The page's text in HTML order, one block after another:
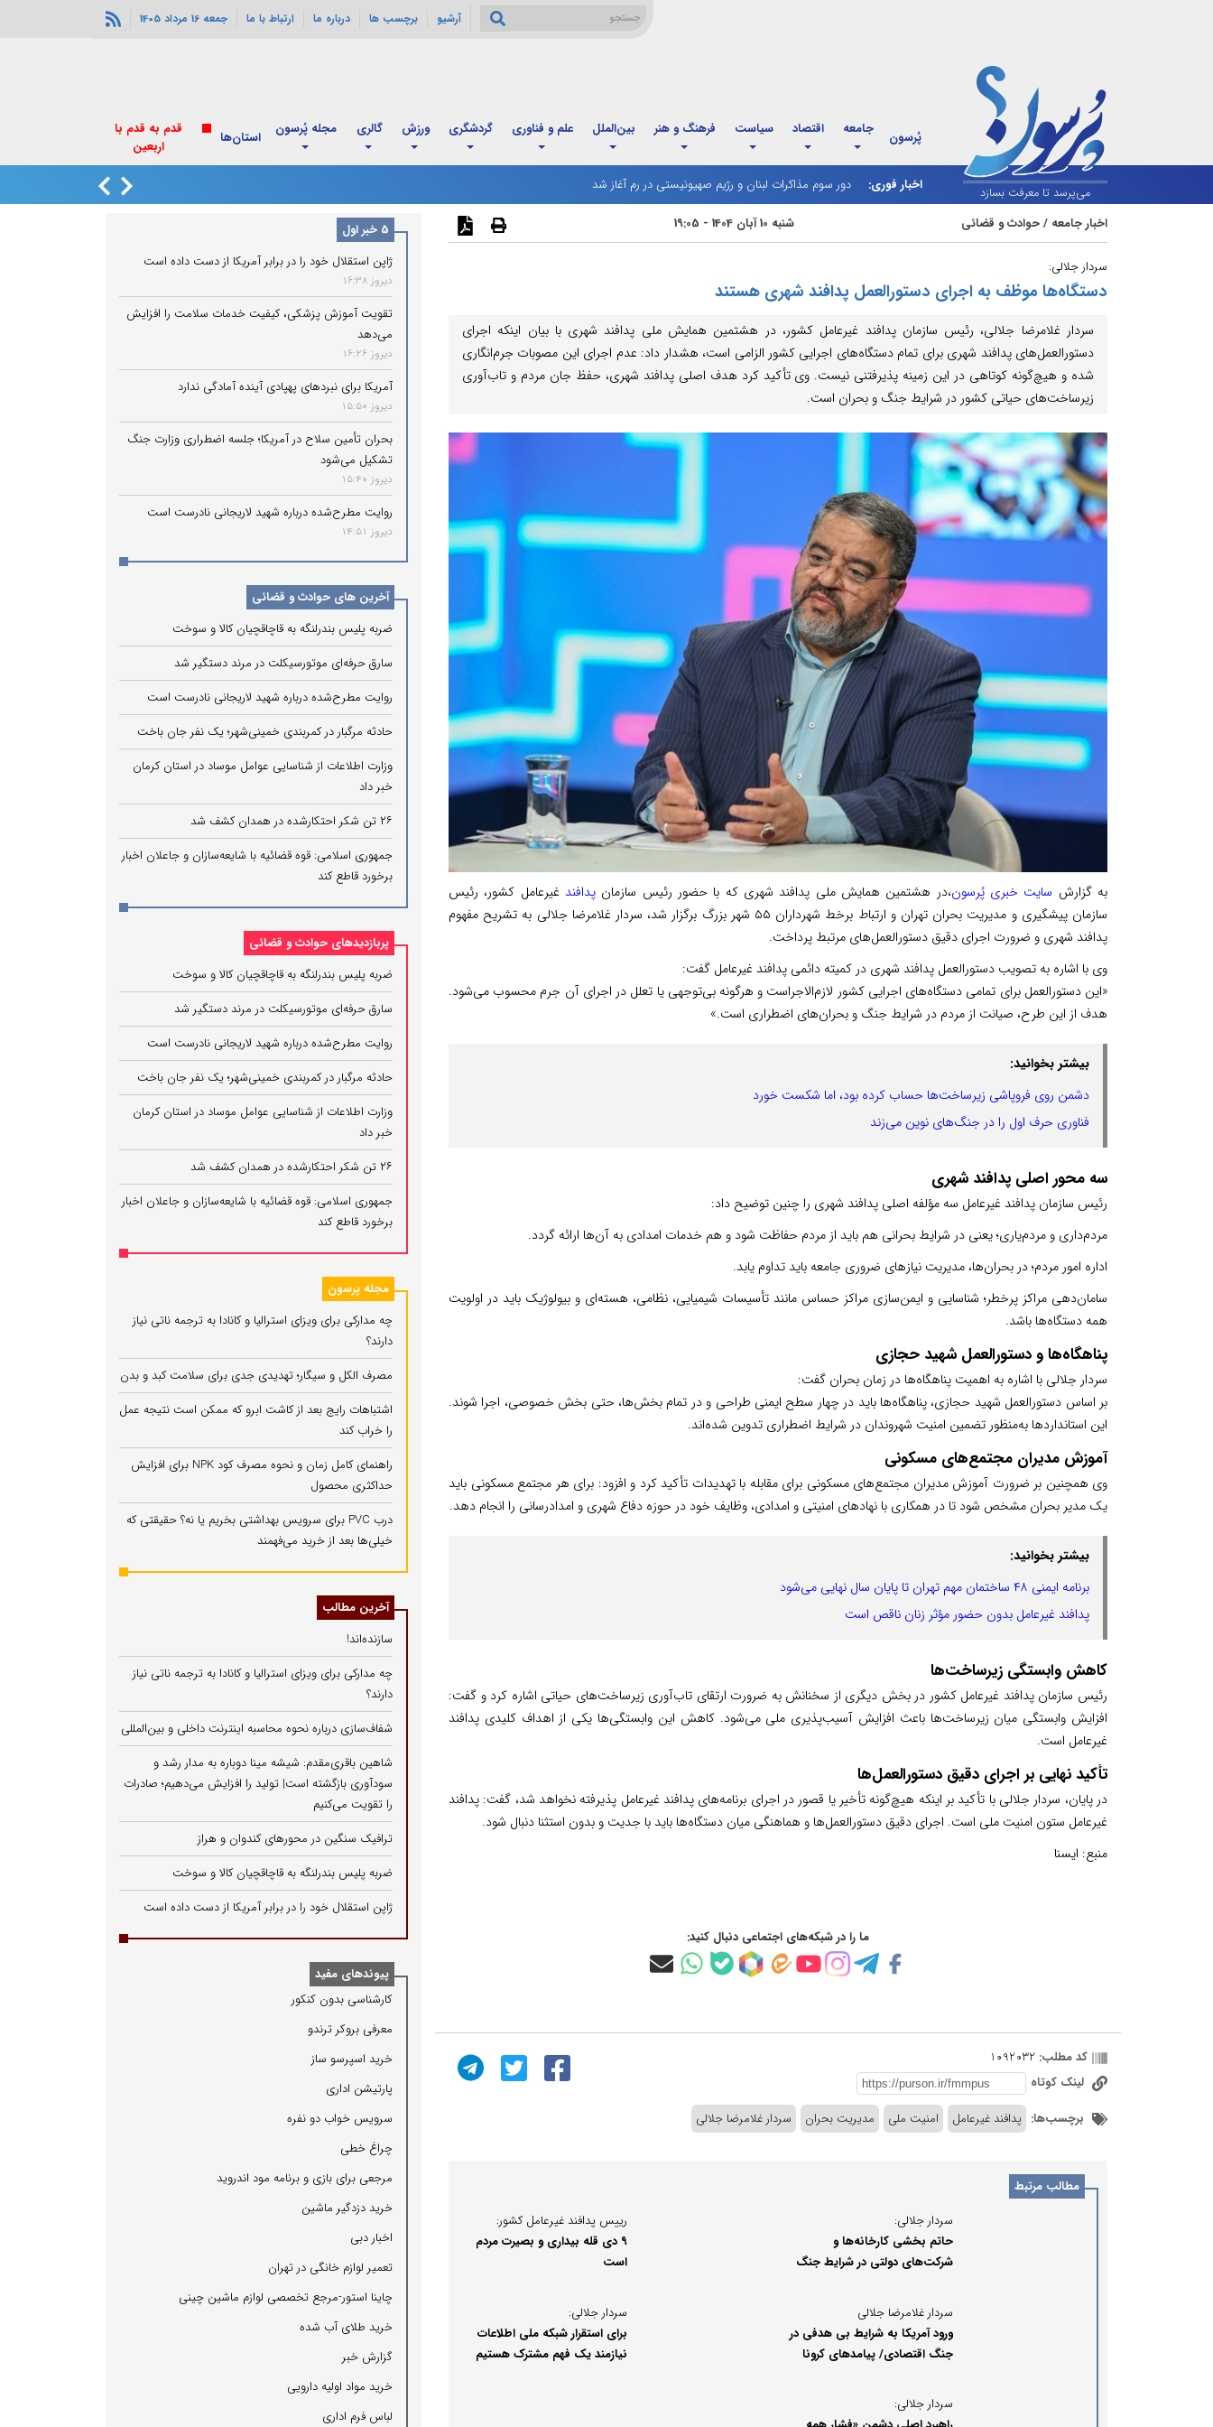
آرشیو برچسب ها درباره ما ارتباط با ما جمعه 16 مرداد 1405
می‌پرسد تا معرفت بسازد
پُرسون جامعه اقتصاد سیاست فرهنگ و هنر بین‌الملل علم و فناوری گردشگری ورزش گالری مجله پُرسون استان‌ها
قدم به قدم با
اربعین
اخبار فوری:
دور سوم مذاکرات لبنان و رژیم صهیونیستی در رم آغاز شد
اخبار جامعه /حوادث و قضائی شنبه 10 آبان 1404 - 19:05
سردار جلالی:
دستگاه‌ها موظف به اجرای دستورالعمل پدافند شهری هستند
سردار غلامرضا جلالی، رئیس سازمان پدافند غیرعامل کشور، در هشتمین همایش ملی پدافند شهری با بیان اینکه اجرای
دستورالعمل‌های پدافند شهری برای تمام دستگاه‌های اجرایی کشور الزامی است، هشدار داد: عدم اجرای این مصوبات جرم‌انگاری
شده و هیچ‌گونه کوتاهی در این زمینه پذیرفتنی نیست. وی تأکید کرد هدف اصلی پدافند شهری، حفظ جان مردم و تاب‌آوری
زیرساخت‌های حیاتی کشور در شرایط جنگ و بحران است.
به گزارش سایت خبری پُرسون،در هشتمین همایش ملی پدافند شهری که با حضور رئیس سازمان پدافند غیرعامل کشور، رئیس
سازمان پیشگیری و مدیریت بحران تهران و ارتباط برخط شهرداران ۵۵ شهر بزرگ برگزار شد، سردار غلامرضا جلالی به تشریح مفهوم
پدافند شهری و ضرورت اجرای دقیق دستورالعمل‌های مرتبط پرداخت.
وی با اشاره به تصویب دستورالعمل پدافند شهری در کمیته دائمی پدافند غیرعامل گفت:
«این دستورالعمل برای تمامی دستگاه‌های اجرایی کشور لازم‌الاجراست و هرگونه بی‌توجهی یا تعلل در اجرای آن جرم محسوب می‌شود.
هدف از این طرح، صیانت از مردم در شرایط جنگ و بحران‌های اضطراری است.»
بیشتر بخوانید:
دشمن روی فروپاشی زیرساخت‌ها حساب کرده بود، اما شکست خورد
فناوری حرف اول را در جنگ‌های نوین می‌زند
سه محور اصلی پدافند شهری
رئیس سازمان پدافند غیرعامل سه مؤلفه اصلی پدافند شهری را چنین توضیح داد:
مردم‌داری و مردم‌یاری؛ یعنی در شرایط بحرانی هم باید از مردم حفاظت شود و هم خدمات امدادی به آن‌ها ارائه گردد.
اداره امور مردم؛ در بحران‌ها، مدیریت نیازهای ضروری جامعه باید تداوم یابد.
سامان‌دهی مراکز پرخطر؛ شناسایی و ایمن‌سازی مراکز حساس مانند تأسیسات شیمیایی، نظامی، هسته‌ای و بیولوژیک باید در اولویت
همه دستگاه‌ها باشد.
پناهگاه‌ها و دستورالعمل شهید حجازی
سردار جلالی با اشاره به اهمیت پناهگاه‌ها در زمان بحران گفت:
بر اساس دستورالعمل شهید حجازی، پناهگاه‌ها باید در چهار سطح ایمنی طراحی و در تمام بخش‌ها، حتی بخش خصوصی، اجرا شوند.
این استانداردها به‌منظور تضمین امنیت شهروندان در شرایط اضطراری تدوین شده‌اند.
آموزش مدیران مجتمع‌های مسکونی
وی همچنین بر ضرورت آموزش مدیران مجتمع‌های مسکونی برای مقابله با تهدیدات تأکید کرد و افزود: برای هر مجتمع مسکونی باید
یک مدیر بحران مشخص شود تا در همکاری با نهادهای امنیتی و امدادی، وظایف خود در حوزه دفاع شهری و امدادرسانی را انجام دهد.
بیشتر بخوانید:
برنامه ایمنی ۴۸ ساختمان مهم تهران تا پایان سال نهایی می‌شود
پدافند غیرعامل بدون حضور مؤثر زنان ناقص است
کاهش وابستگی زیرساخت‌ها
رئیس سازمان پدافند غیرعامل کشور در بخش دیگری از سخنانش به ضرورت ارتقای تاب‌آوری زیرساخت‌های حیاتی اشاره کرد و گفت:
افزایش وابستگی میان زیرساخت‌ها باعث افزایش آسیب‌پذیری ملی می‌شود. کاهش این وابستگی‌ها یکی از اهداف کلیدی پدافند
غیرعامل است.
تأکید نهایی بر اجرای دقیق دستورالعمل‌ها
در پایان، سردار جلالی با تأکید بر اینکه هیچ‌گونه تأخیر یا قصور در اجرای برنامه‌های پدافند غیرعامل پذیرفته نخواهد شد، گفت: پدافند
غیرعامل ستون امنیت ملی است. اجرای دقیق دستورالعمل‌ها و هماهنگی میان دستگاه‌ها باید با جدیت و بدون استثنا دنبال شود.
منبع: ایسنا
ما را در شبکه‌های اجتماعی دنبال کنید:
کد مطلب: 1092032
لینک کوتاه
برچسب‌ها: پدافند غیرعامل امنیت ملی مدیریت بحران سردار غلامرضا جلالی
مطالب مرتبط
سردار جلالی:
حاتم‌ بخشی کارخانه‌ها و
شرکت‌های دولتی در شرایط جنگ
رییس پدافند غیرعامل کشور:
۹ دی قله بیداری و بصیرت مردم
است
سردار غلامرضا جلالی
ورود آمریکا به شرایط بی هدفی در
جنگ اقتصادی/ پیامدهای کرونا
سردار جلالی:
برای استقرار شبکه ملی اطلاعات
نیازمند یک فهم مشترک هستیم
سردار جلالی:
5 خبر اول
ژاپن استقلال خود را در برابر آمریکا از دست داده است
دیروز 16:38
تقویت آموزش پزشکی، کیفیت خدمات سلامت را افزایش
می‌دهد
دیروز 16:26
آمریکا برای نبردهای پهپادی آینده آمادگی ندارد
دیروز 15:50
بحران تأمین سلاح در آمریکا؛ جلسه اضطراری وزارت جنگ
تشکیل می‌شود
دیروز 15:40
روایت مطرح‌شده درباره شهید لاریجانی نادرست است
دیروز 14:51
آخرین های حوادث و قضائی
ضربه پلیس بندرلنگه به قاچاقچیان کالا و سوخت
سارق حرفه‌ای موتورسیکلت در مرند دستگیر شد
روایت مطرح‌شده درباره شهید لاریجانی نادرست است
حادثه مرگبار در کمربندی خمینی‌شهر؛ یک نفر جان باخت
وزارت اطلاعات از شناسایی عوامل موساد در استان کرمان
خبر داد
۲۶ تن شکر احتکارشده در همدان کشف شد
جمهوری اسلامی: قوه قضائیه با شایعه‌سازان و جاعلان اخبار
برخورد قاطع کند
پربازدیدهای حوادث و قضائی
ضربه پلیس بندرلنگه به قاچاقچیان کالا و سوخت
سارق حرفه‌ای موتورسیکلت در مرند دستگیر شد
روایت مطرح‌شده درباره شهید لاریجانی نادرست است
حادثه مرگبار در کمربندی خمینی‌شهر؛ یک نفر جان باخت
وزارت اطلاعات از شناسایی عوامل موساد در استان کرمان
خبر داد
۲۶ تن شکر احتکارشده در همدان کشف شد
جمهوری اسلامی: قوه قضائیه با شایعه‌سازان و جاعلان اخبار
برخورد قاطع کند
مجله پرسون
چه مدارکی برای ویزای استرالیا و کانادا به ترجمه ناتی نیاز
دارند؟
مصرف الکل و سیگار؛ تهدیدی جدی برای سلامت کبد و بدن
اشتباهات رایج بعد از کاشت ابرو که ممکن است نتیجه عمل
را خراب کند
راهنمای کامل زمان و نحوه مصرف کود NPK برای افزایش
حداکثری محصول
درب PVC برای سرویس بهداشتی بخریم یا نه؟ حقیقتی که
خیلی‌ها بعد از خرید می‌فهمند
آخرین مطالب
سازنده‌اند!
چه مدارکی برای ویزای استرالیا و کانادا به ترجمه ناتی نیاز
دارند؟
شفاف‌سازی درباره نحوه محاسبه اینترنت داخلی و بین‌المللی
شاهین باقری‌مقدم: شیشه مینا دوباره به مدار رشد و
سودآوری بازگشته است| تولید را افزایش می‌دهیم؛ صادرات
را تقویت می‌کنیم
ترافیک سنگین در محورهای کندوان و هراز
ضربه پلیس بندرلنگه به قاچاقچیان کالا و سوخت
ژاپن استقلال خود را در برابر آمریکا از دست داده است
پیوندهای مفید
كارشناسی بدون كنكور
معرفی بروكر ترندو
خرید اسپرسو ساز
پارتیشن اداری
سرویس خواب دو نفره
چراغ خطی
مرجعی برای بازی و برنامه مود اندروید
خرید دزدگیر ماشین
اخبار دبی
تعمیر لوازم خانگی در تهران
چاینا استور-مرجع تخصصی لوازم ماشین چینی
خرید طلای آب شده
گزارش خبر
خرید مواد اولیه دارویی
لباس فرم اداری